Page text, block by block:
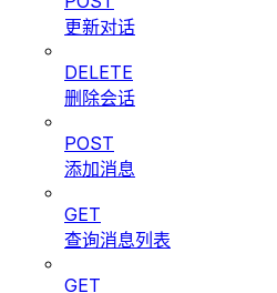
更新对话
DELETE
删除会话
POST
添加消息
GET
查询消息列表
GET